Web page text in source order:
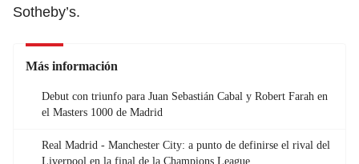
Sotheby’s.
Más información
Debut con triunfo para Juan Sebastián Cabal y Robert Farah en
el Masters 1000 de Madrid
Real Madrid - Manchester City: a punto de definirse el rival del
Liverpool en la final de la Champions League